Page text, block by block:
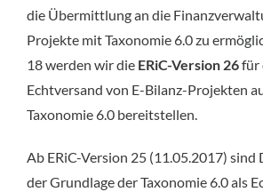
die Übermittlung an die
Projekte mit Taxonomie 6.0 zu
18 werden wir die ERiC-Version 26für
Echtversand von E-Bilanz-Projekten
Taxonomie 6.0 bereitstellen.
Ab ERiC-Version 25 (11.05.2017) sind
der Grundlage der Taxonomie 6.0 als